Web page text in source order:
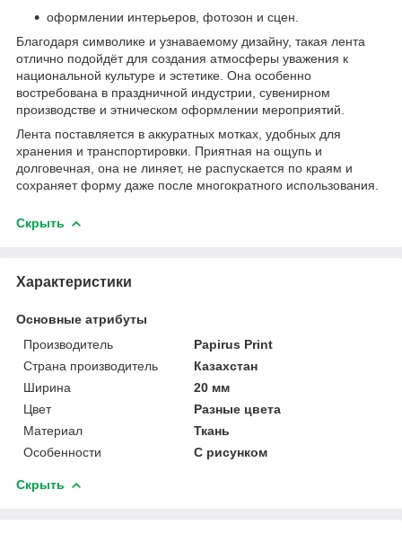
оформлении интерьеров, фотозон и сцен.
Благодаря символике и узнаваемому дизайну, такая лента
отлично подойдёт для создания атмосферы уважения к
национальной культуре и эстетике. Она особенно
востребована в праздничной индустрии, сувенирном
производстве и этническом оформлении мероприятий.
Лента поставляется в аккуратных мотках, удобных для
хранения и транспортировки. Приятная на ощупь и
долговечная, она не линяет, не распускается по краям и
сохраняет форму даже после многократного использования.
Скрыть
Характеристики
Основные атрибуты
Производитель
Papirus Print
Страна производитель
Казахстан
Ширина
20 мм
Цвет
Разные цвета
Материал
Ткань
Особенности
С рисунком
Скрыть